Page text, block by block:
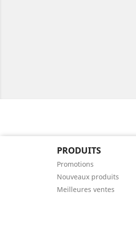
PRODUITS
Promotions
Nouveaux produits
Meilleures ventes